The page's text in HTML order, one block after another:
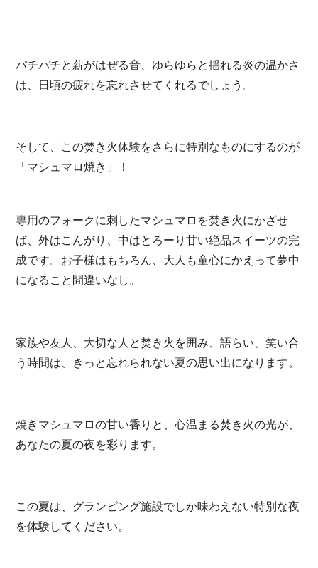
パチパチと薪がはぜる音、ゆらゆらと揺れる炎の温かさ
は、日頃の疲れを忘れさせてくれるでしょう。
そして、この焚き火体験をさらに特別なものにするのが
「マシュマロ焼き」！
専用のフォークに刺したマシュマロを焚き火にかざせ
ば、外はこんがり、中はとろーり甘い絶品スイーツの完
成です。お子様はもちろん、大人も童心にかえって夢中
になること間違いなし。
家族や友人、大切な人と焚き火を囲み、語らい、笑い合
う時間は、きっと忘れられない夏の思い出になります。
焼きマシュマロの甘い香りと、心温まる焚き火の光が、
あなたの夏の夜を彩ります。
この夏は、グランピング施設でしか味わえない特別な夜
を体験してください。